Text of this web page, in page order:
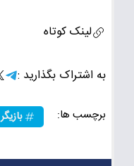
لینک کوتاه
به اشتراک بگذارید :
برچسب ها: بازیگر